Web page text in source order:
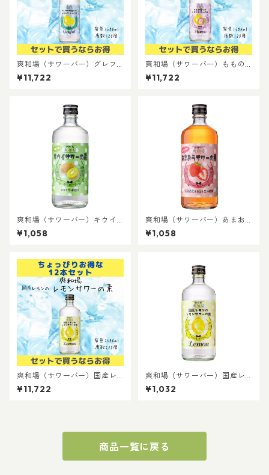
爽和場（サワーバー）グレフ
ルの香りのレモンサワーの素
【12本セット】｜自宅で簡単
¥11,722
爽和場（サワーバー）ももの
香りのレモンサワーの素 12
本セット｜自宅で簡単 健康志
¥11,722
爽和場（サワーバー）キウイ
サワーの素｜自宅で簡単 健康
志向 糖類ゼロ プリン体ゼロ 晩
¥1,058
爽和場（サワーバー）あまお
うサワーの素｜自宅で簡単 健
康志向 糖類ゼロ プリン体ゼロ
¥1,058
爽和場（サワーバー）国産レ
モンのレモンサワーの素【12
本セット】｜自宅で簡単 健康
¥11,722
爽和場（サワーバー）国産レ
モンのレモンサワーの素｜自
宅で簡単 健康志向 糖類ゼロ プ
¥1,032
商品一覧に戻る